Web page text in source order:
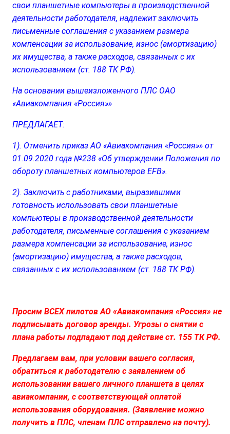
свои планшетные компьютеры в производственной
деятельности работодателя, надлежит заключить
письменные соглашения с указанием размера
компенсации за использование, износ (амортизацию)
их имущества, а также расходов, связанных с их
использованием (ст. 188 ТК РФ).
На основании вышеизложенного ПЛС ОАО
«Авиакомпания «Россия»»
ПРЕДЛАГАЕТ:
1). Отменить приказ АО «Авиакомпания «Россия»» от
01.09.2020 года №238 «Об утверждении Положения по
обороту планшетных компьютеров EFB».
2). Заключить с работниками, выразившими
готовность использовать свои планшетные
компьютеры в производственной деятельности
работодателя, письменные соглашения с указанием
размера компенсации за использование, износ
(амортизацию) имущества, а также расходов,
связанных с их использованием (ст. 188 ТК РФ).
Просим ВСЕХ пилотов АО «Авиакомпания «Россия» не
подписывать договор аренды. Угрозы о снятии с
плана работы подпадают под действие ст. 155 ТК РФ.
Предлагаем вам, при условии вашего согласия,
обратиться к работодателю с заявлением об
использовании вашего личного планшета в целях
авиакомпании, с соответствующей оплатой
использования оборудования. (Заявление можно
получить в ПЛС, членам ПЛС отправлено на почту).